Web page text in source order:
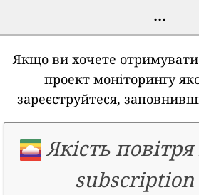
...
Якщо ви хочете
проект моніторингу
зареєструйтеся,
Якість повітря